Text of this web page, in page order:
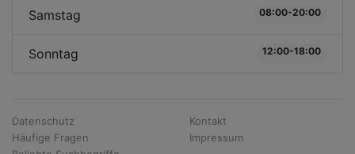
Samstag 08:00-20:00
Sonntag 12:00-18:00
Datenschutz
Häufige Fragen
Kontakt
Impressum